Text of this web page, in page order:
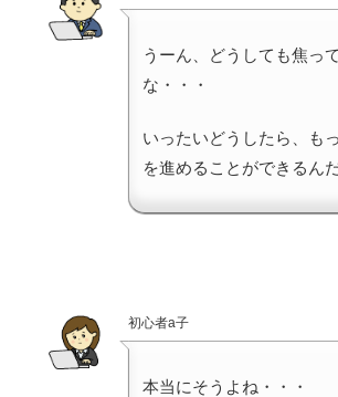
うーん、どうしても焦っ
な・・・
いったいどうしたら、も
を進めることができるん
初心者a子
本当にそうよね・・・